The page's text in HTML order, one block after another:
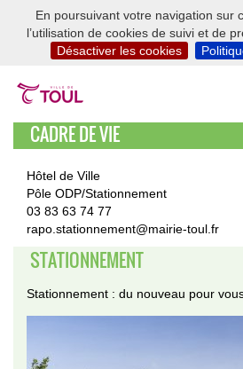
En poursuivant votre navigation sur
l’utilisation de cookies de suivi et de
Désactiver les cookies
CADRE DE VIE
Hôtel de Ville
Pôle ODP/Stationnement
03 83 63 74 77
rapo.stationnement@mairie-toul.fr
STATIONNEMENT
Stationnement : du nouveau pour